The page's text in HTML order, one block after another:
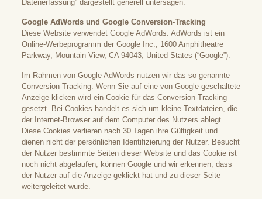
Datenerfassung” dargestellt generell untersagen.
Google AdWords und Google Conversion-Tracking
Diese Website verwendet Google AdWords. AdWords ist ein
Online-Werbeprogramm der Google Inc., 1600 Amphitheatre
Parkway, Mountain View, CA 94043, United States (“Google”).
Im Rahmen von Google AdWords nutzen wir das so genannte
Conversion-Tracking. Wenn Sie auf eine von Google geschaltete
Anzeige klicken wird ein Cookie für das Conversion-Tracking
gesetzt. Bei Cookies handelt es sich um kleine Textdateien, die
der Internet-Browser auf dem Computer des Nutzers ablegt.
Diese Cookies verlieren nach 30 Tagen ihre Gültigkeit und
dienen nicht der persönlichen Identifizierung der Nutzer. Besucht
der Nutzer bestimmte Seiten dieser Website und das Cookie ist
noch nicht abgelaufen, können Google und wir erkennen, dass
der Nutzer auf die Anzeige geklickt hat und zu dieser Seite
weitergeleitet wurde.